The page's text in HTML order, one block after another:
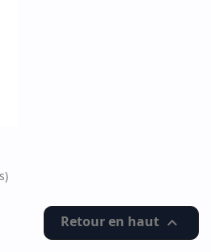
Retour en haut 